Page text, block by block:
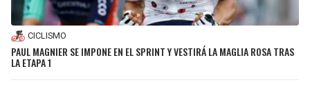
CICLISMO
PAUL MAGNIER SE IMPONE EN EL SPRINT Y VESTIRÁ LA MAGLIA ROSA TRAS
LA ETAPA 1